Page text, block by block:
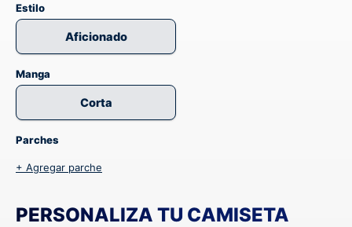
Estilo
Aficionado
Manga
Corta
Parches
+ Agregar parche
PERSONALIZA TU CAMISETA